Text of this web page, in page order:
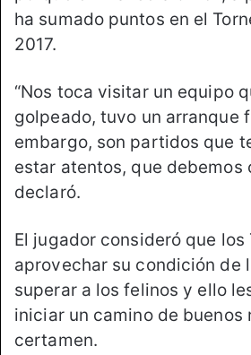
i
ha sumado puntos en el
2017.
“Nos toca visitar un equipo
golpeado, tuvo un arranque
embargo, son partidos que
estar atentos, que debemos
declaró.
El jugador consideró que los
aprovechar su condición de
superar a los felinos y ello
iniciar un camino de buenos
certamen.